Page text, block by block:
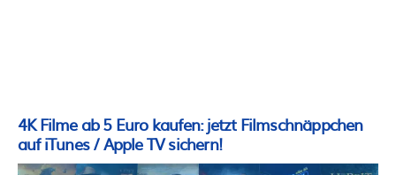
4K Filme ab 5 Euro kaufen: jetzt Filmschnäppchen
auf iTunes / Apple TV sichern!